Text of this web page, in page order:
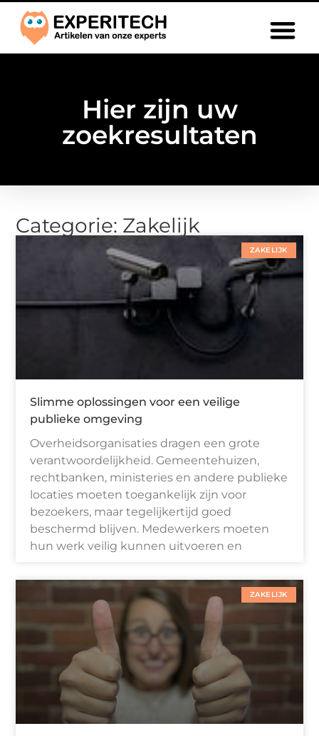
Hier zijn uw
zoekresultaten
Categorie: Zakelijk
ZAKELIJK
Slimme oplossingen voor een veilige
publieke omgeving
Overheidsorganisaties dragen een grote
verantwoordelijkheid. Gemeentehuizen,
rechtbanken, ministeries en andere publieke
locaties moeten toegankelijk zijn voor
bezoekers, maar tegelijkertijd goed
beschermd blijven. Medewerkers moeten
hun werk veilig kunnen uitvoeren en
ZAKELIJK